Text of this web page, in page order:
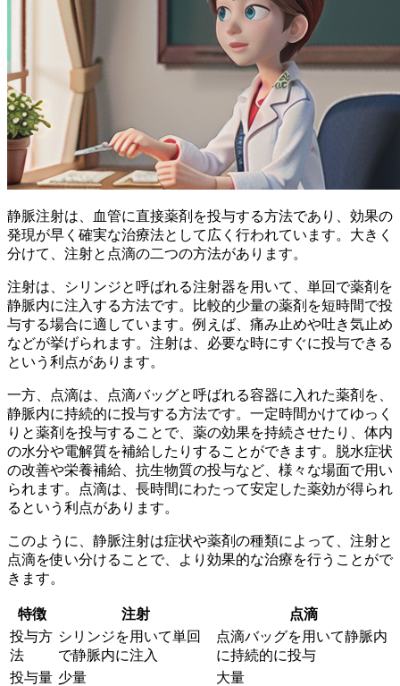
静脈注射は、 血管に直接薬剤を投与する方法であり、効果の
発現が早く確実な治療法として広く行われています。大きく
分けて、注射と点滴の二つの方法があります。
注射は、シリンジと呼ばれる注射器を用いて、単回で薬剤を
静脈内に注入する方法です。比較的少量の薬剤を短時間で投
与する場合に適しています。例えば、痛み止めや吐き気止め
などが挙げられます。注射は、必要な時にすぐに投与できる
という利点があります。
一方、点滴は、点滴バッグと呼ばれる容器に入れた薬剤を、
静脈内に持続的に投与する方法です。一定時間かけてゆっく
りと薬剤を投与することで、 薬の効果を持続させたり、体内
の水分や電解質を補給したり することができます。脱水症状
の改善や栄養補給、抗生物質の投与など、様々な場面で用い
られます。点滴は、長時間にわたって安定した薬効が得られ
るという利点があります。
このように、静脈注射は症状や薬剤の種類によって、注射と
点滴を使い分けることで、より効果的な治療を行うことがで
きます。
特徴 注射
点滴
投与方
法
シリンジを用いて単回
で静脈内に注入
点滴バッグを用いて静脈内
に持続的に投与
投与量 少量
大量